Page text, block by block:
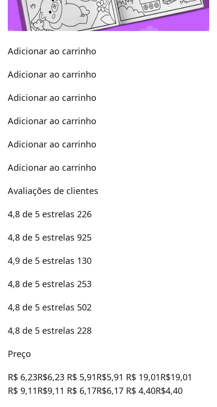
Adicionar ao carrinho
Adicionar ao carrinho
Adicionar ao carrinho
Adicionar ao carrinho
Adicionar ao carrinho
Adicionar ao carrinho
Avaliações de clientes
4,8 de 5 estrelas 226
4,8 de 5 estrelas 925
4,9 de 5 estrelas 130
4,8 de 5 estrelas 253
4,8 de 5 estrelas 502
4,8 de 5 estrelas 228
Preço
R$ 6,23R$6,23 R$ 5,91R$5,91 R$ 19,01R$19,01
R$ 9,11R$9,11 R$ 6,17R$6,17 R$ 4,40R$4,40